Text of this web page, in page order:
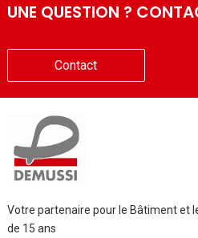
UNE QUESTION ?
Contact
Votre partenaire pour le Bâtiment et
de 15 ans